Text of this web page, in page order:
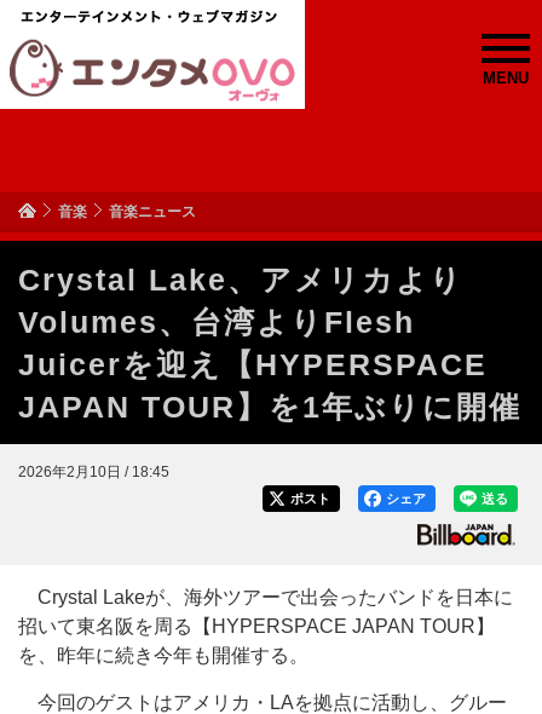
MENU
音楽 音楽ニュース
Crystal Lake、アメリカより
Volumes、台湾よりFlesh
Juicerを迎え【HYPERSPACE
JAPAN TOUR】を1年ぶりに開催
2026年2月10日 / 18:45
送る
シェア
ポスト
Crystal Lakeが、海外ツアーで出会ったバンドを日本に
招いて東名阪を周る【HYPERSPACE JAPAN TOUR】
を、昨年に続き今年も開催する。
今回のゲストはアメリカ・LAを拠点に活動し、グルー